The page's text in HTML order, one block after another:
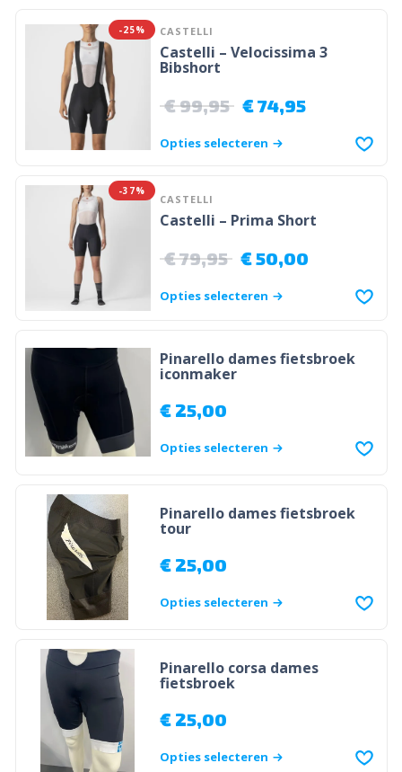
-25% CASTELLI
Castelli – Velocissima 3
Bibshort
€99,95 €74,95
Opties selecteren
-37%
CASTELLI
Castelli – Prima Short
€79,95 €50,00
Opties selecteren
Pinarello dames fietsbroek
iconmaker
€25,00
Opties selecteren
Pinarello dames fietsbroek
tour
€25,00
Opties selecteren
Pinarello corsa dames
fietsbroek
€25,00
Opties selecteren